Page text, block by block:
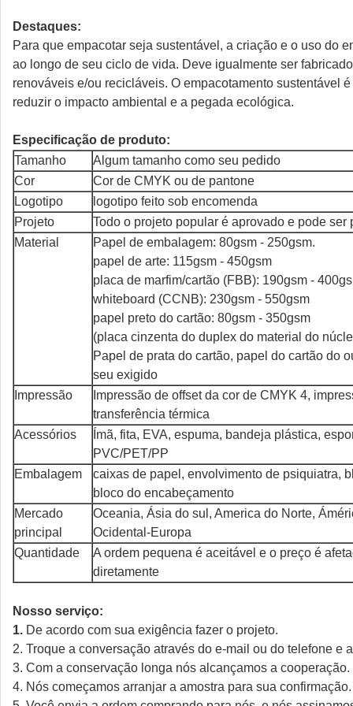
Destaques:
Para que empacotar seja sustentável, a criação e o uso do
ao longo de seu ciclo de vida. Deve igualmente ser
renováveis e/ou recicláveis. O empacotamento sustentável
reduzir o impacto ambiental e a pegada ecológica.
Especificação de produto:
Tamanho
Algum tamanho como seu pedido
Cor
Cor de CMYK ou de pantone
Logotipo
logotipo feito sob encomenda
Projeto
Todo o projeto popular é aprovado e pode ser
Material
Papel de embalagem: 80gsm - 250gsm.
papel de arte: 115gsm - 450gsm
placa de marfim/cartão (FBB): 190gsm -
whiteboard (CCNB): 230gsm - 550gsm
papel preto do cartão: 80gsm - 350gsm
(placa cinzenta do duplex do material do
Papel de prata do cartão, papel do cartão do
seu exigido
Impressão
Impressão de offset da cor de CMYK 4,
transferência térmica
Acessórios
Ímã, fita, EVA, espuma, bandeja plástica,
PVC/PET/PP
Embalagem
caixas de papel, envolvimento de psiquiatra,
bloco do encabeçamento
Mercado
principal
Oceania, Ásia do sul, America do Norte,
Ocidental-Europa
Quantidade
A ordem pequena é aceitável e o preço é
diretamente
Nosso serviço:
1. De acordo com sua exigência fazer o projeto.
2. Troque a conversação através do e-mail ou do telefone e
3. Com a conservação longa nós alcançamos a cooperação.
4. Nós começamos arranjar a amostra para sua confirmação.